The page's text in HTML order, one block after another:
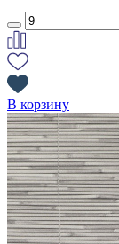
В корзину